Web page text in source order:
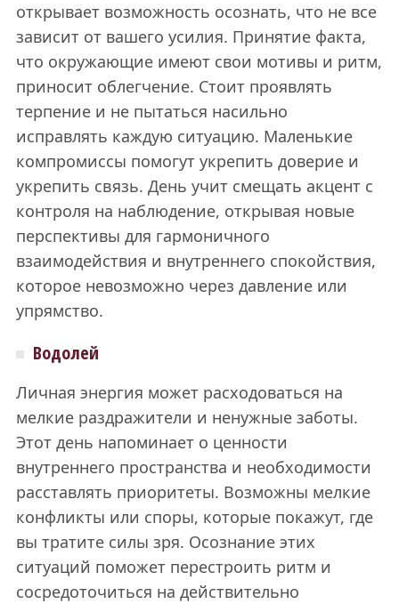
открывает возможность осознать, что не все
зависит от вашего усилия. Принятие факта,
что окружающие имеют свои мотивы и ритм,
приносит облегчение. Стоит проявлять
терпение и не пытаться насильно
исправлять каждую ситуацию. Маленькие
компромиссы помогут укрепить доверие и
укрепить связь. День учит смещать акцент с
контроля на наблюдение, открывая новые
перспективы для гармоничного
взаимодействия и внутреннего спокойствия,
которое невозможно через давление или
упрямство.
Водолей
Личная энергия может расходоваться на
мелкие раздражители и ненужные заботы.
Этот день напоминает о ценности
внутреннего пространства и необходимости
расставлять приоритеты. Возможны мелкие
конфликты или споры, которые покажут, где
вы тратите силы зря. Осознание этих
ситуаций поможет перестроить ритм и
сосредоточиться на действительно